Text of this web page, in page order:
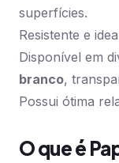
superfícies.
Resistente e
Disponível em
branco,
Possui ótima
O que é